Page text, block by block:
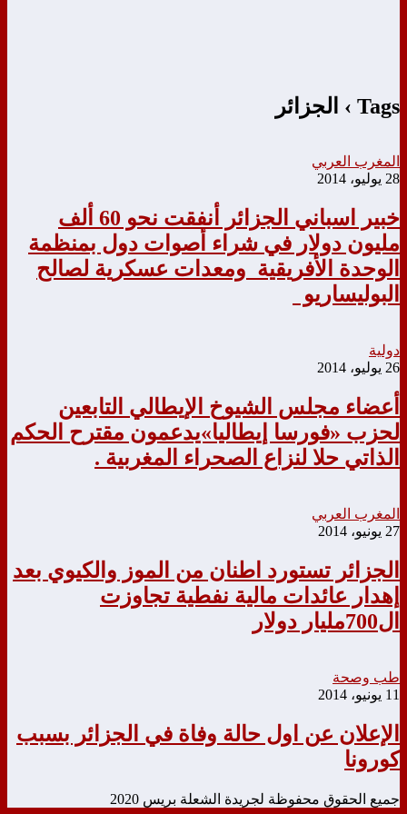
Tags › الجزائر
المغرب العربي
28 يوليو، 2014
خبير اسباني الجزائر أنفقت نحو 60 ألف
مليون دولار في شراء أصوات دول بمنظمة
الوحدة الأفريقية ومعدات عسكرية لصالح
البوليساريو
دولية
26 يوليو، 2014
أعضاء مجلس الشيوخ الإيطالي التابعين
لحزب «فورسا إيطاليا»يدعمون مقترح الحكم
الذاتي حلا لنزاع الصحراء المغربية .
المغرب العربي
27 يونيو، 2014
الجزائر تستورد اطنان من الموز والكيوي بعد
إهدار عائدات مالية نفطية تجاوزت
ال700مليار دولار
طب وصحة
11 يونيو، 2014
الإعلان عن اول حالة وفاة في الجزائر بسبب
كورونا
جميع الحقوق محفوظة لجريدة الشعلة بريس 2020